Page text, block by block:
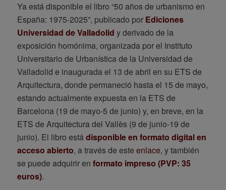
Ya está disponible el libro “50 años de urbanismo en
España: 1975-2025”, publicado por Ediciones
Universidad de Valladolid y derivado de la
exposición homónima, organizada por el Instituto
Universitario de Urbanística de la Universidad de
Valladolid e inaugurada el 13 de abril en su ETS de
Arquitectura, donde permaneció hasta el 15 de mayo,
estando actualmente expuesta en la ETS de
Barcelona (19 de mayo-5 de junio) y, en breve, en la
ETS de Arquitectura del Vallès (9 de junio-19 de
junio). El libro estádisponible en formato digital en
acceso abierto, a través de este enlace, y también
se puede adquirir en formato impreso (PVP: 35
euros).